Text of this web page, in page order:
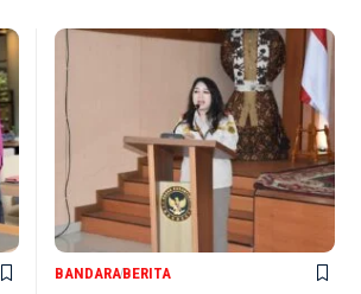
BANDARABERITA